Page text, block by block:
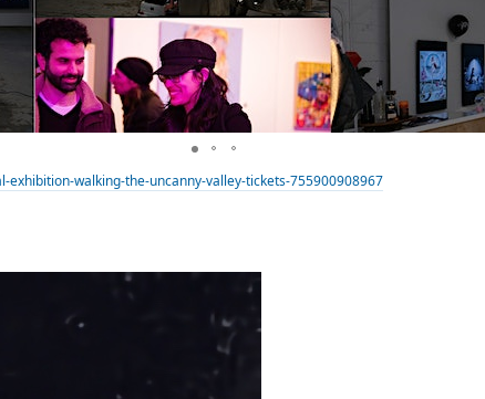
walking-the-uncanny-valley-tickets-755900908967